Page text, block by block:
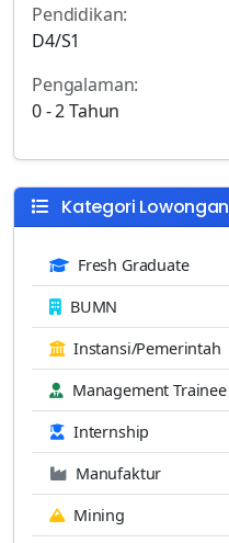
Pendidikan:
D4/S1
Pengalaman:
0 - 2 Tahun
Kategori Lowongan
Fresh Graduate
BUMN
Instansi/Pemerintah
Management Trainee
Internship
Manufaktur
Mining